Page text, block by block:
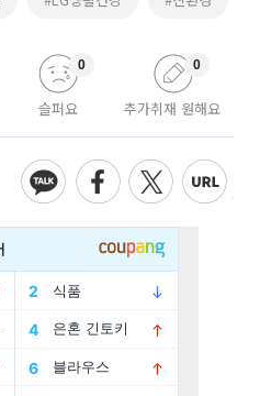
슬퍼요
0
추가취재 원해요
0